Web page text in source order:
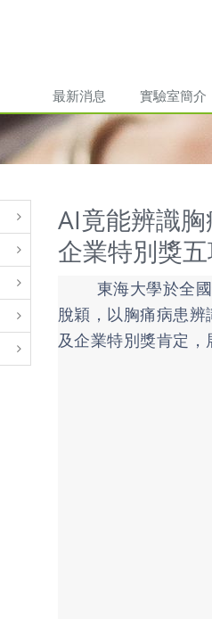
最新消息 實驗室簡介
AI竟能辨識
企業特別獎
東海大學於全國最
脫穎，以胸痛病患
及企業特別獎肯定，